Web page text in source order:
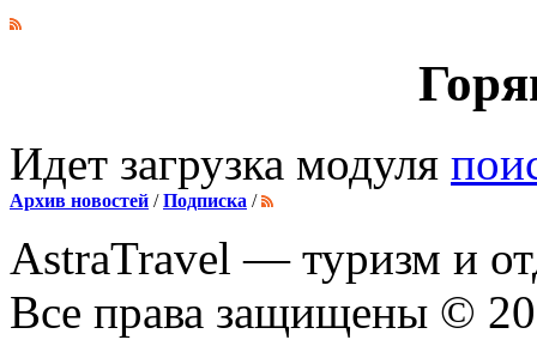
Идет загрузка модуля
Архив новостей /Подписка /
AstraTravel — туризм и
Все права защищены ©